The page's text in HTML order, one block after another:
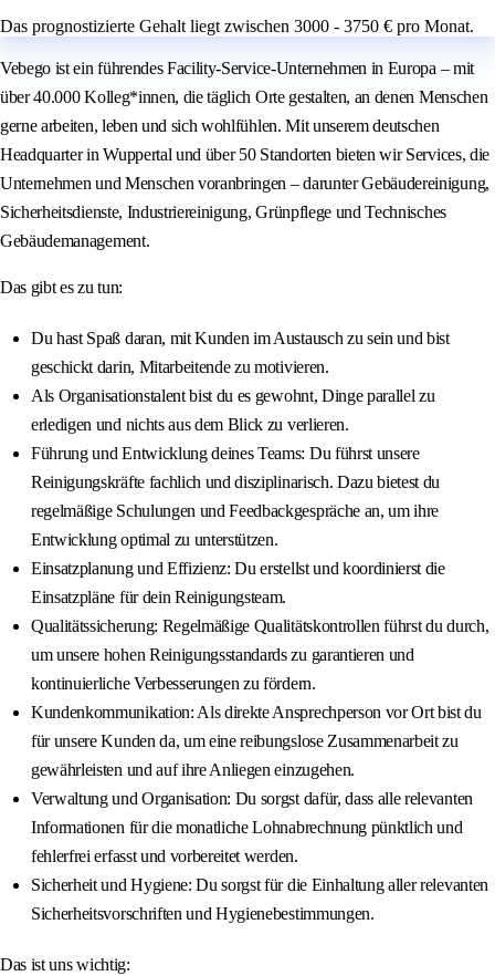
Das prognostizierte Gehalt liegt zwischen 3000 - 3750 € pro Monat.
Vebego ist ein führendes Facility-Service-Unternehmen in Europa – mit
über 40.000 Kolleg*innen, die täglich Orte gestalten, an denen Menschen
gerne arbeiten, leben und sich wohlfühlen. Mit unserem deutschen
Headquarter in Wuppertal und über 50 Standorten bieten wir Services, die
Unternehmen und Menschen voranbringen – darunter Gebäudereinigung,
Sicherheitsdienste, Industriereinigung, Grünpflege und Technisches
Gebäudemanagement.
Das gibt es zu tun:
Du hast Spaß daran, mit Kunden im Austausch zu sein und bist
geschickt darin, Mitarbeitende zu motivieren.
Als Organisationstalent bist du es gewohnt, Dinge parallel zu
erledigen und nichts aus dem Blick zu verlieren.
Führung und Entwicklung deines Teams: Du führst unsere
Reinigungskräfte fachlich und disziplinarisch. Dazu bietest du
regelmäßige Schulungen und Feedbackgespräche an, um ihre
Entwicklung optimal zu unterstützen.
Einsatzplanung und Effizienz: Du erstellst und koordinierst die
Einsatzpläne für dein Reinigungsteam.
Qualitätssicherung: Regelmäßige Qualitätskontrollen führst du durch,
um unsere hohen Reinigungsstandards zu garantieren und
kontinuierliche Verbesserungen zu fördern.
Kundenkommunikation: Als direkte Ansprechperson vor Ort bist du
für unsere Kunden da, um eine reibungslose Zusammenarbeit zu
gewährleisten und auf ihre Anliegen einzugehen.
Verwaltung und Organisation: Du sorgst dafür, dass alle relevanten
Informationen für die monatliche Lohnabrechnung pünktlich und
fehlerfrei erfasst und vorbereitet werden.
Sicherheit und Hygiene: Du sorgst für die Einhaltung aller relevanten
Sicherheitsvorschriften und Hygienebestimmungen.
Das ist uns wichtig: